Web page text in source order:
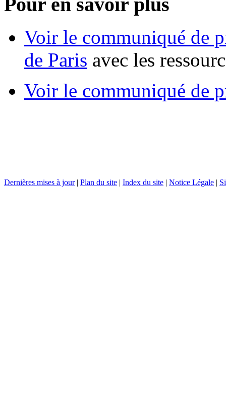
Voir le communiqué de
de Paris avec les
Voir le communiqué de
Dernières mises à jour| Plan du site | Index du site | Notice Légale |